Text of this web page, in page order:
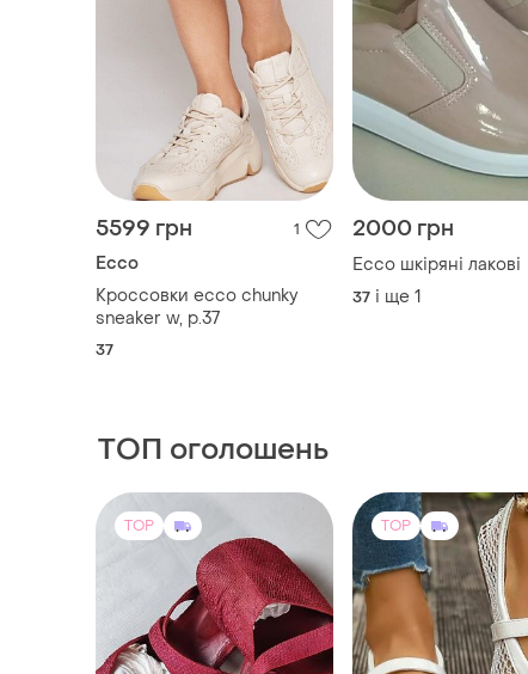
5599 грн 1
Кроссовки ecco chunky
sneaker w, р.37
37
2000 грн
Ecco шкіряні лакові
37
ТОП оголошень